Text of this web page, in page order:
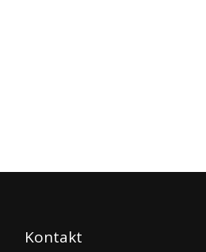
Kontakt